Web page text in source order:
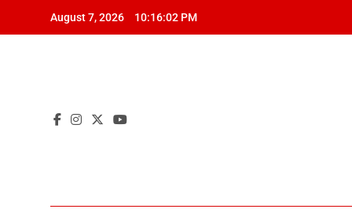
August 7, 2026 10:16:03 PM